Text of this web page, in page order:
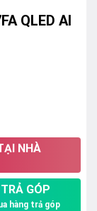
QLED AI
NHÀ
GÓP
hàng trả góp